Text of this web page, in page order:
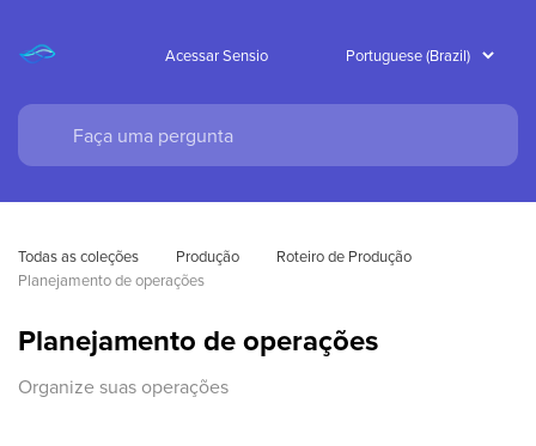
Acessar Sensio
Todas as coleções Produção
Roteiro de Produção
Planejamento de operações
Planejamento de operações
Organize suas operações